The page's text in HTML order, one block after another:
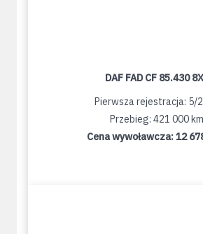
DAF FAD CF 85.430
Pierwsza rejestracja: 5/
Przebieg: 421 000 km
Cena wywoławcza:12